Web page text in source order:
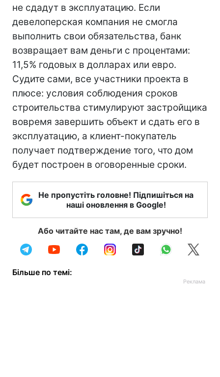
не сдадут в эксплуатацию. Если
девелоперская компания не смогла
выполнить свои обязательства, банк
возвращает вам деньги с процентами:
11,5% годовых в долларах или евро.
Судите сами, все участники проекта в
плюсе: условия соблюдения сроков
строительства стимулируют застройщика
вовремя завершить объект и сдать его в
эксплуатацию, а клиент-покупатель
получает подтверждение того, что дом
будет построен в оговоренные сроки.
Не пропустіть головне! Підпишіться на
наші оновлення в Google!
Або читайте нас там, де вам зручно!
Більше по темі: